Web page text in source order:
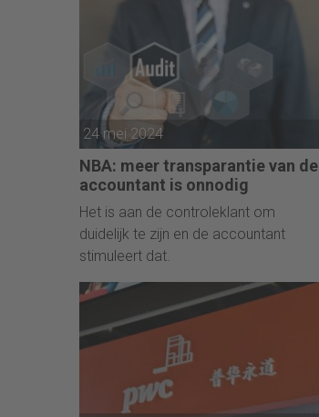
24 mei 2024
NBA: meer transparantie van de
accountant is onnodig
Het is aan de controleklant om
duidelijk te zijn en de accountant
stimuleert dat.